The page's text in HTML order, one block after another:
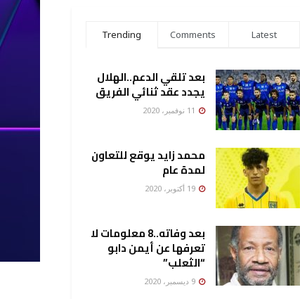
Trending Comments Latest
بعد تلقي الدعم..الهلال
يجدد عقد ثنائي الفريق
محمد زايد يوقع للتعاون
لمدة عام
بعد وفاته..8 معلومات لا
تعرفها عن أيمن دابو
“الثعلب”